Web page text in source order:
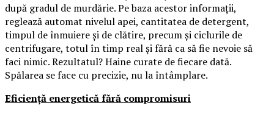
după gradul de murdărie. Pe baza acestor informații,
reglează automat nivelul apei, cantitatea de detergent,
timpul de înmuiere și de clătire, precum și ciclurile de
centrifugare, totul în timp real și fără ca să fie nevoie să
faci nimic. Rezultatul? Haine curate de fiecare dată.
Spălarea se face cu precizie, nu la întâmplare.
Eficiență energetică fără compromisuri